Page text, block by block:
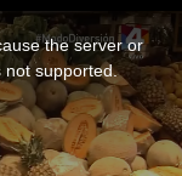
the server or
not supported.